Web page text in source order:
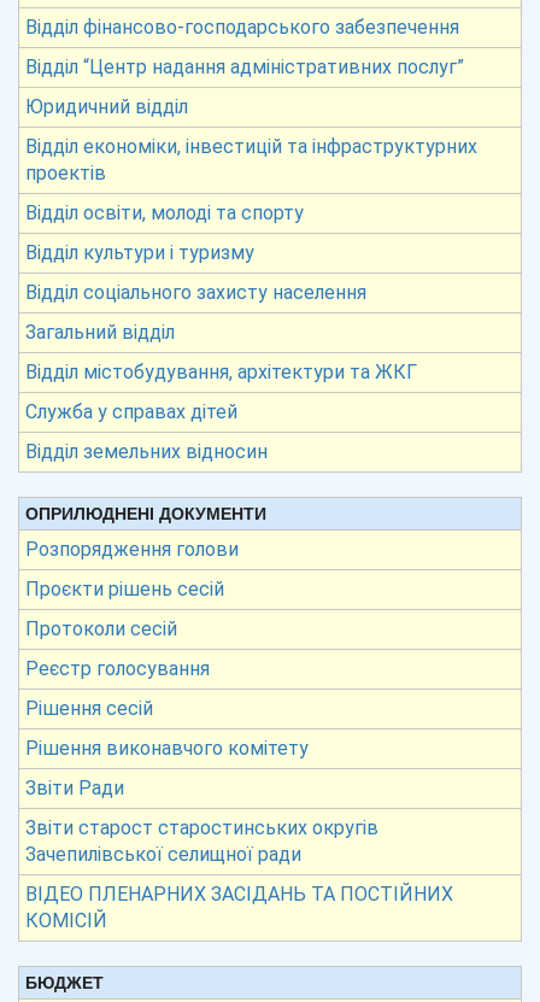
Відділ фінансово-господарського забезпечення
Відділ “Центр надання адміністративних послуг”
Юридичний відділ
Відділ економіки, інвестицій та інфраструктурних
проектів
Відділ освіти, молоді та спорту
Відділ культури і туризму
Відділ соціального захисту населення
Загальний відділ
Відділ містобудування, архітектури та ЖКГ
Служба у справах дітей
Відділ земельних відносин
ОПРИЛЮДНЕНІ ДОКУМЕНТИ
Розпорядження голови
Проєкти рішень сесій
Протоколи сесій
Реєстр голосування
Рішення сесій
Рішення виконавчого комітету
Звіти Ради
Звіти старост старостинських округів
Зачепилівської селищної ради
ВІДЕО ПЛЕНАРНИХ ЗАСІДАНЬ ТА ПОСТІЙНИХ
КОМІСІЙ
БЮДЖЕТ